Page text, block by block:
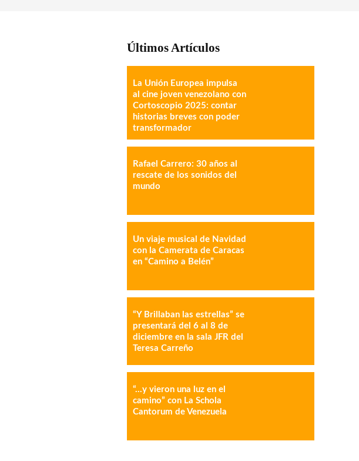
Últimos Artículos
La Unión Europea impulsa
al cine joven venezolano con
Cortoscopio 2025: contar
historias breves con poder
transformador
Rafael Carrero: 30 años al
rescate de los sonidos del
mundo
Un viaje musical de Navidad
con la Camerata de Caracas
en “Camino a Belén”
“Y Brillaban las estrellas” se
presentará del 6 al 8 de
diciembre en la sala JFR del
Teresa Carreño
“…y vieron una luz en el
camino” con La Schola
Cantorum de Venezuela